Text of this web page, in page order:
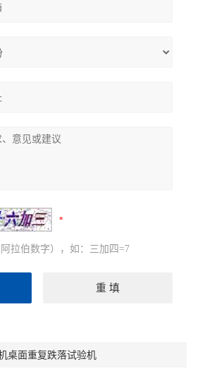
拉伯数字），如：三加四=7
桌面重复跌落试验机